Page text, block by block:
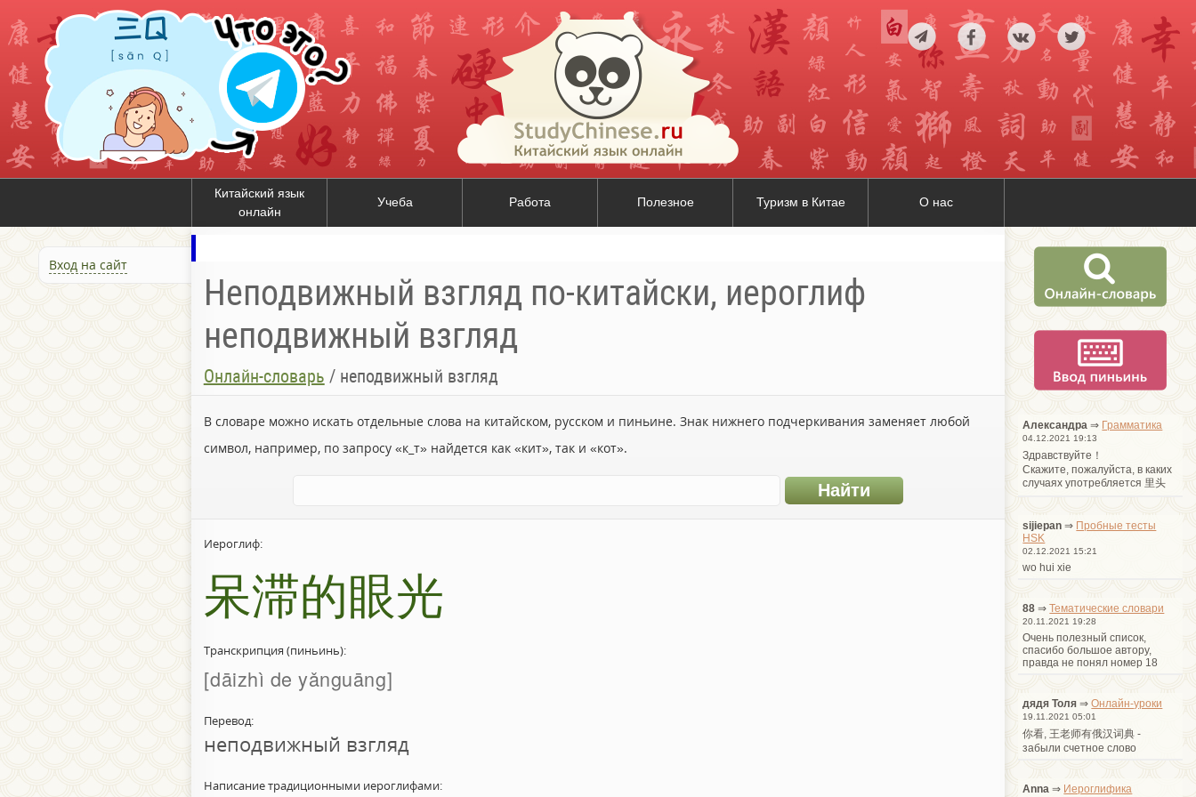
Китайский язык
онлайн
Учеба Работа Полезное Туризм в Китае О нас
Вход на сайт
Неподвижный взгляд по-китайски, иероглиф
неподвижный взгляд
Онлайн-словарь / неподвижный взгляд
В словаре можно искать отдельные слова на китайском, русском и пиньине. Знак нижнего подчеркивания заменяет любой
символ, например, по запросу «к_т» найдется как «кит», так и «кот».
Иероглиф:
呆滞的眼光
Транскрипция (пиньинь):
dāizhì de yǎnguāng
Перевод:
неподвижный взгляд
Написание традиционными иероглифами:
Александра ⇒ Грамматика
04.12.2021 19:13
Здравствуйте！
Cкажите, пожалуйста, в каких
случаях употребляется 里头
sijiepan ⇒ Пробные тесты
HSK
02.12.2021 15:21
wo hui xie
88 ⇒Тематические словари
20.11.2021 19:28
Очень полезный список,
спасибо большое автору,
правда не понял номер 18
дядя Толя ⇒Онлайн-уроки
19.11.2021 05:01
你看, 王老师有俄汉词典 -
забыли счетное слово
Anna ⇒ Иероглифика